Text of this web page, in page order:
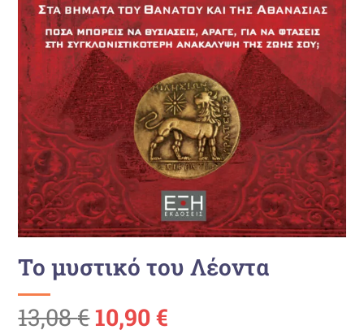
Το μυστικό του Λέοντα
13,08€ Ursprünglicher
10,90€